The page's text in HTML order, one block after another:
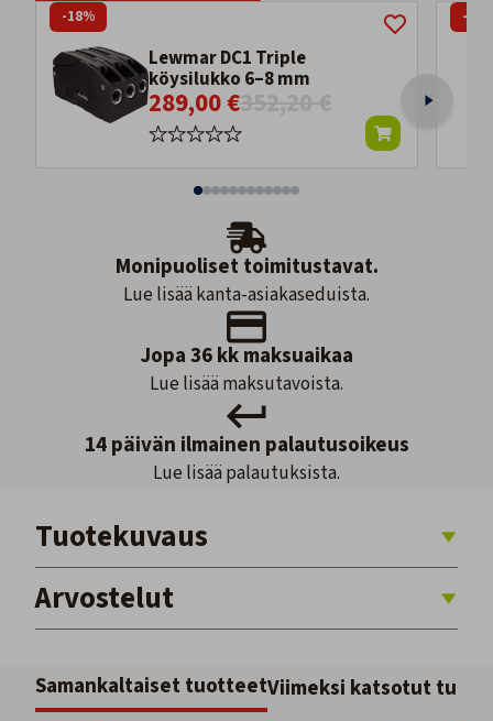
Lewmar DC1 Triple
köysilukko 6–8 mm
289,00 €352,20 €
-18% -
Monipuoliset toimitustavat.
Lue lisää kanta-asiakaseduista.
Jopa 36 kk maksuaikaa
Lue lisää maksutavoista.
14 päivän ilmainen palautusoikeus
Lue lisää palautuksista.
Tuotekuvaus
Arvostelut
Samankaltaiset tuotteetViimeksi katsotut